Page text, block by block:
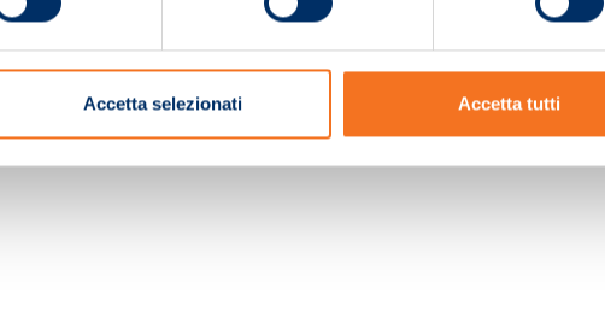
Accetta selezionati Accetta tutti
Pistoia 01680210505 – R.E.A. n.155974 - Cap.Soc. € 2.000.000,00 i.v. La Società adotta